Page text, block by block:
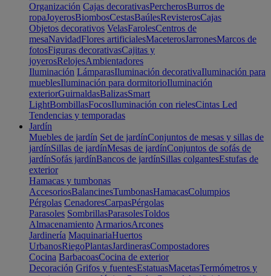
Organización Cajas decorativasPercherosBurros de
ropaJoyerosBiombosCestasBaúlesRevisterosCajas
Objetos decorativos VelasFarolesCentros de
mesaNavidadFlores artificialesMaceterosJarronesMarcos de
fotosFiguras decorativasCajitas y
joyerosRelojesAmbientadores
Iluminación LámparasIluminación decorativaIluminación para
mueblesIluminación para dormitorioIluminación
exteriorGuirnaldasBalizasSmart
LightBombillasFocosIluminación con rielesCintas Led
Tendencias y temporadas
Jardín
Muebles de jardín Set de jardínConjuntos de mesas y sillas de
jardínSillas de jardínMesas de jardínConjuntos de sofás de
jardínSofás jardínBancos de jardínSillas colgantesEstufas de
exterior
Hamacas y tumbonas
AccesoriosBalancinesTumbonasHamacasColumpios
Pérgolas CenadoresCarpasPérgolas
Parasoles SombrillasParasolesToldos
Almacenamiento ArmariosArcones
Jardinería MaquinariaHuertos
UrbanosRiegoPlantasJardinerasCompostadores
Cocina BarbacoasCocina de exterior
Decoración Grifos y fuentesEstatuasMacetasTermómetros y